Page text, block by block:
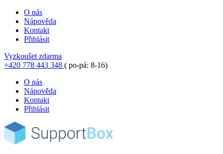
O nás
Nápověda
Kontakt
Přihlásit
Vyzkoušet zdarma
+420 778 443 348 ( po-pá: 8-16)
O nás
Nápověda
Kontakt
Přihlásit